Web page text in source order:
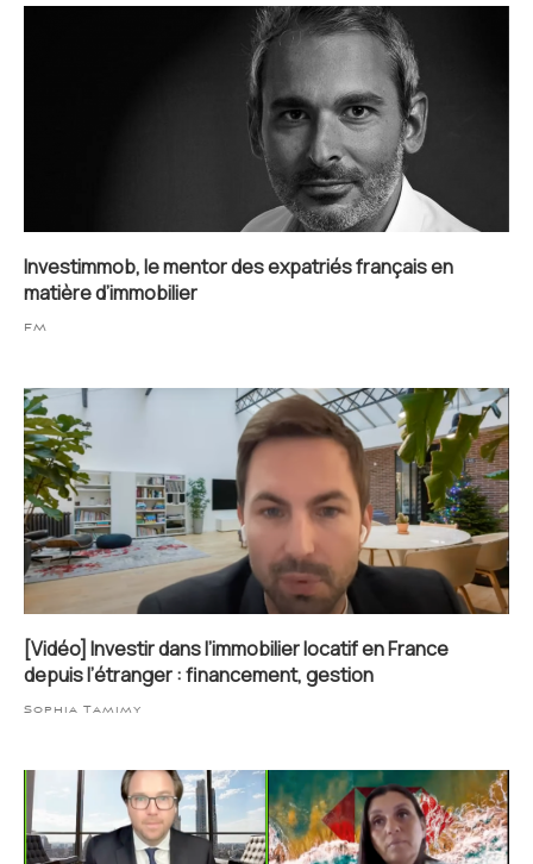
Investimmob, le mentor des expatriés français en
matière d’immobilier
FM
[Vidéo] Investir dans l’immobilier locatif en France
depuis l’étranger : financement, gestion
Sophia Tamimy